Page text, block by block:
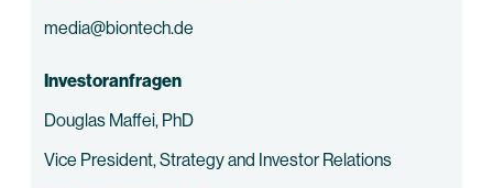
media@biontech.de
Investoranfragen
Douglas Maffei, PhD
Vice President, Strategy and Investor Relations